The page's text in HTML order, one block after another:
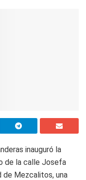
inauguró la
de la calle Josefa
de Mezcalitos, una